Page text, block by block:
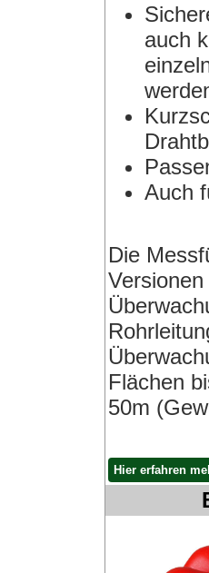
auch
Auch
Die
Versionen
Flächen
50m
Hier erfahren